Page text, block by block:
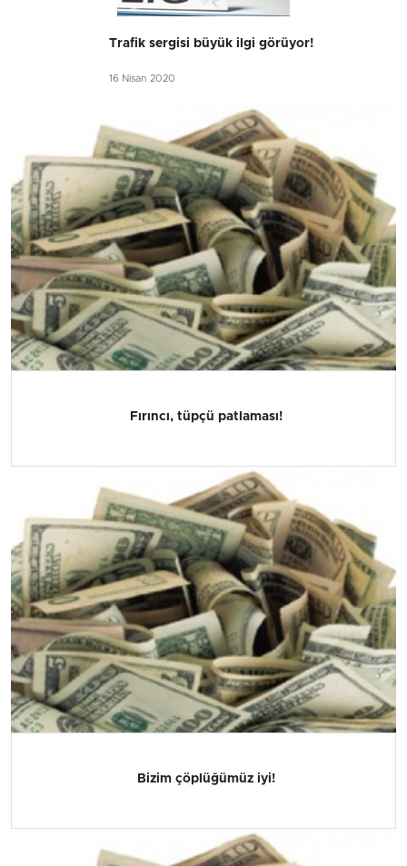
Trafik sergisi büyük ilgi görüyor!
16 Nisan 2020
Fırıncı, tüpçü patlaması!
Bizim çöplüğümüz iyi!